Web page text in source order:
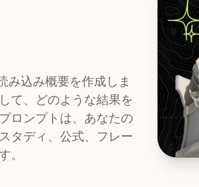
み込み概要を作成しま
て、どのような結果を
ロンプトは、あなたの
タディ、公式、フレー
。